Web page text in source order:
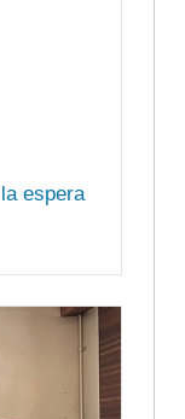
espera